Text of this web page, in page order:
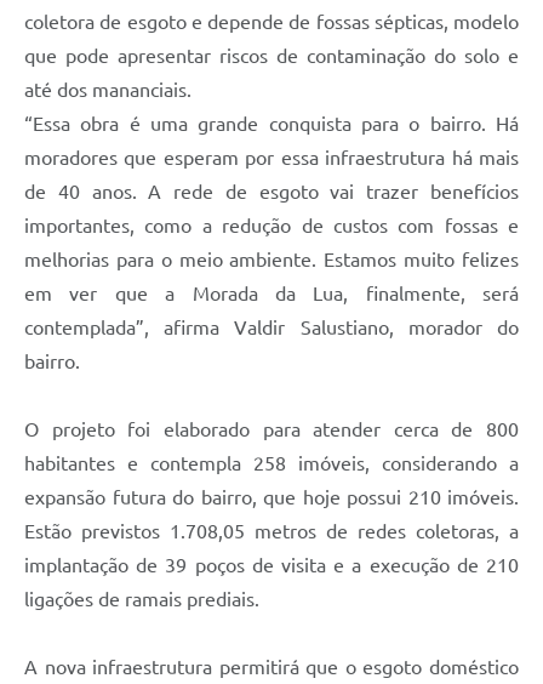
coletora de esgoto e depende de fossas sépticas, modelo
que pode apresentar riscos de contaminação do solo e
até dos mananciais.
“Essa obra é uma grande conquista para o bairro. Há
moradores que esperam por essa infraestrutura há mais
de 40 anos. A rede de esgoto vai trazer benefícios
importantes, como a redução de custos com fossas e
melhorias para o meio ambiente. Estamos muito felizes
em ver que a Morada da Lua, finalmente, será
contemplada”, afirma Valdir Salustiano, morador do
bairro.
O projeto foi elaborado para atender cerca de 800
habitantes e contempla 258 imóveis, considerando a
expansão futura do bairro, que hoje possui 210 imóveis.
Estão previstos 1.708,05 metros de redes coletoras, a
implantação de 39 poços de visita e a execução de 210
ligações de ramais prediais.
A nova infraestrutura permitirá que o esgoto doméstico